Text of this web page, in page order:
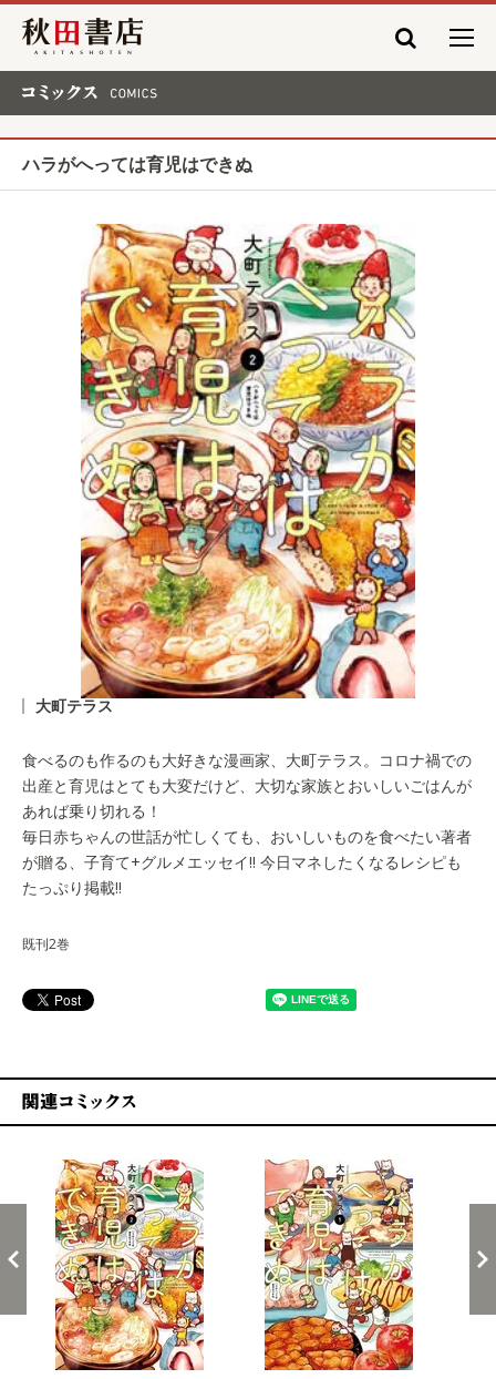
秋田書店
ハラがへっては育児はできぬ
大町テラス
食べるのも作るのも大好きな漫画家、大町テラス。コロナ禍での
出産と育児はとても大変だけど、大切な家族とおいしいごはんが
あれば乗り切れる！
毎日赤ちゃんの世話が忙しくても、おいしいものを食べたい著者
が贈る、子育て+グルメエッセイ!! 今日マネしたくなるレシピも
たっぷり掲載!!
既刊2巻